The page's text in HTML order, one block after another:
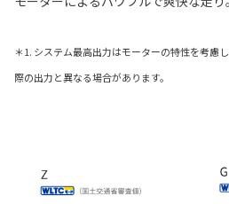
＊1. システム最高出力はモーターの特性を考慮
際の出力と異なる場合があります。